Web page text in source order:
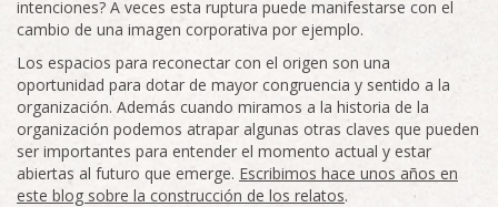
intenciones? A veces esta ruptura puede manifestarse con el
cambio de una imagen corporativa por ejemplo.
Los espacios para reconectar con el origen son una
oportunidad para dotar de mayor congruencia y sentido a la
organización. Además cuando miramos a la historia de la
organización podemos atrapar algunas otras claves que pueden
ser importantes para entender el momento actual y estar
abiertas al futuro que emerge. Escribimos hace unos años en
este blog sobre la construcción de los relatos.